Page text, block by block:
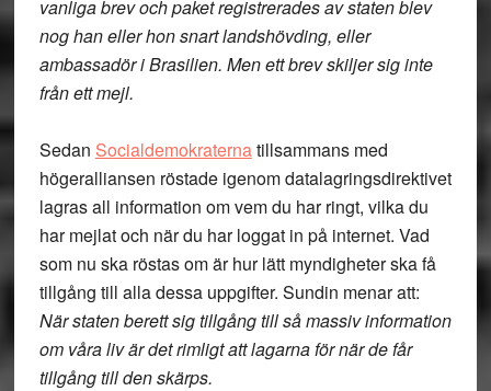
vanliga brev och paket registrerades av staten blev
nog han eller hon snart landshövding, eller
ambassadör i Brasilien. Men ett brev skiljer sig inte
från ett mejl.
Sedan Socialdemokraternatillsammans med
högeralliansen röstade igenom datalagringsdirektivet
lagras all information om vem du har ringt, vilka du
har mejlat och när du har loggat in på internet. Vad
som nu ska röstas om är hur lätt myndigheter ska få
tillgång till alla dessa uppgifter. Sundin menar att:
När staten berett sig tillgång till så massiv information
om våra liv är det rimligt att lagarna för när de får
tillgång till den skärps.